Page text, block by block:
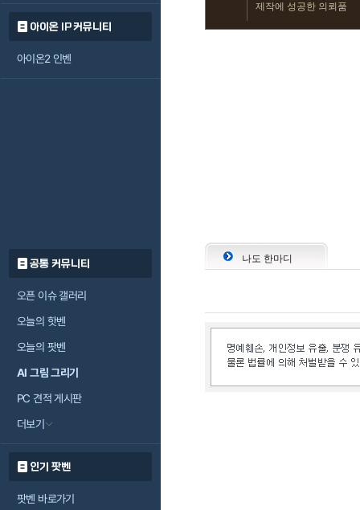
아이온 IP 커뮤니티
아이온2 인벤
공통 커뮤니티
오픈 이슈 갤러리
오늘의 핫벤
오늘의 팟벤
AI 그림 그리기
PC 견적 게시판
더보기
인기 팟벤
팟벤 바로가기
제작에 성공한 의뢰품
나도 한마디